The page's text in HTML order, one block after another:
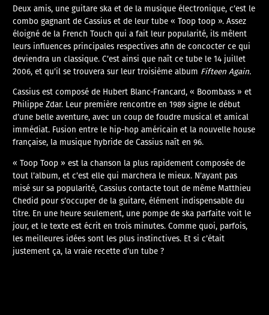
Deux amis, une guitare ska et de la musique électronique, c’est le
combo gagnant de Cassius et de leur tube « Toop toop ». Assez
éloigné de la French Touch qui a fait leur popularité, ils mêlent
leurs influences principales respectives afin de concocter ce qui
deviendra un classique. C’est ainsi que naît ce tube le 14 juillet
2006, et qu’il se trouvera sur leur troisième album Fifteen Again.
Cassius est composé de Hubert Blanc-Francard, « Boombass » et
Philippe Zdar. Leur première rencontre en 1989 signe le début
d’une belle aventure, avec un coup de foudre musical et amical
immédiat. Fusion entre le hip-hop américain et la nouvelle house
française, la musique hybride de Cassius naît en 96.
« Toop Toop » est la chanson la plus rapidement composée de
tout l’album, et c’est elle qui marchera le mieux. N’ayant pas
misé sur sa popularité, Cassius contacte tout de même Matthieu
Chedid pour s’occuper de la guitare, élément indispensable du
titre. En une heure seulement, une pompe de ska parfaite voit le
jour, et le texte est écrit en trois minutes. Comme quoi, parfois,
les meilleures idées sont les plus instinctives. Et si c’était
justement ça, la vraie recette d’un tube ?